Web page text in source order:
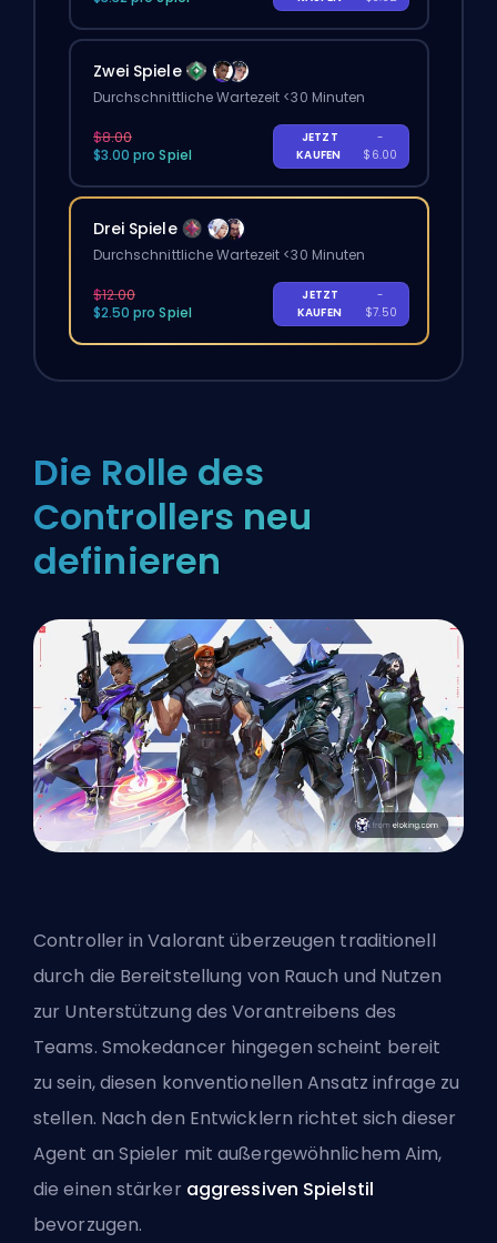
Zwei Spiele
Durchschnittliche Wartezeit <30 Minuten
$8.00
$3.00 pro Spiel
JETZT
KAUFEN
-
$6.00
Drei Spiele
Durchschnittliche Wartezeit <30 Minuten
$12.00
$2.50 pro Spiel
JETZT
KAUFEN
-
$7.50
Die Rolle des
Controllers neu
definieren
Controller in Valorant überzeugen traditionell
durch die Bereitstellung von Rauch und Nutzen
zur Unterstützung des Vorantreibens des
Teams. Smokedancer hingegen scheint bereit
zu sein, diesen konventionellen Ansatz infrage zu
stellen. Nach den Entwicklern richtet sich dieser
Agent an Spieler mit außergewöhnlichem Aim,
die einen stärker aggressiven Spielstil
bevorzugen.